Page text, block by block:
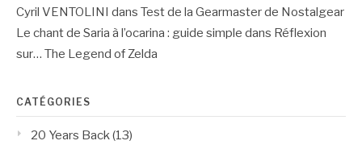
Cyril VENTOLINI
dans Test de la Gearmaster de Nostalgear
Le chant de Saria à l’ocarina : guide simple dans Réflexion
sur… The Legend of Zelda
CATÉGORIES
20 Years Back(13)